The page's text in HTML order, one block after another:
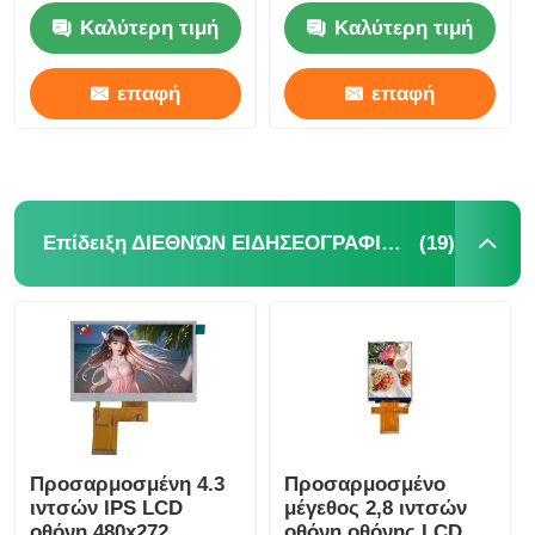
Αρχική
Προϊόντα
Βίντεο
Για έξυπνες οικιακές
συσκευές
Καλύτερη τιμή
επαφή
Καλύτερη τιμή
επαφή
Επίδειξη ΔΙΕΘΝΏΝ ΕΙΔΗΣΕΟΓΡΑΦΙΚΏΝ ΠΡΑΚΤΟΡΕΊΩΝ LCD (19)
Προσαρμοσμένη 4.3
ιντσών IPS LCD
Προσαρμοσμένο
μέγεθος 2,8 ιντσών